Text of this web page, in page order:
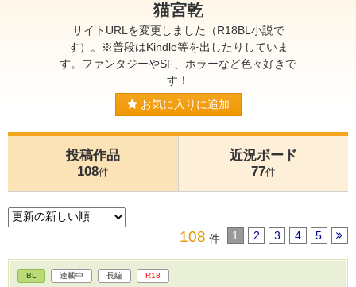
猫宮乾
サイトURLを変更しました（R18BL小説で
す）。※普段はKindle等を出したりしていま
す。ファンタジーやSF、ホラーなど色々好きで
す！
お気に入りに追加
投稿作品
108件
近況ボード
77件
108 件 1 2 3 4 5
BL 連載中 長編 R18